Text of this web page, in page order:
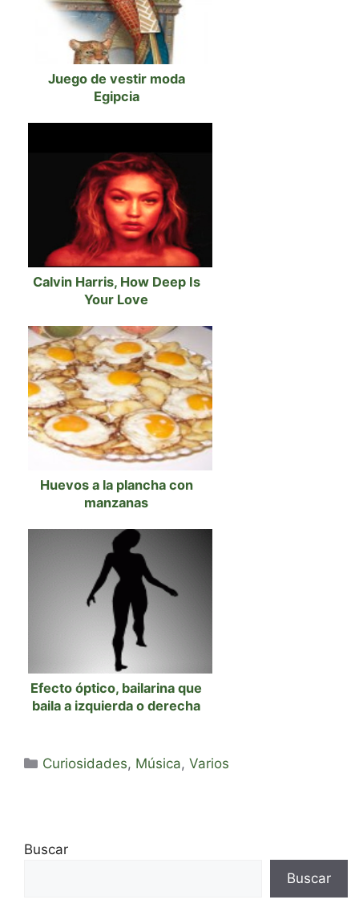
Juego de vestir moda
Egipcia
Calvin Harris, How Deep Is
Your Love
Huevos a la plancha con
manzanas
Efecto óptico, bailarina que
baila a izquierda o derecha
Categorías
Curiosidades, Música,Varios
Buscar
Buscar